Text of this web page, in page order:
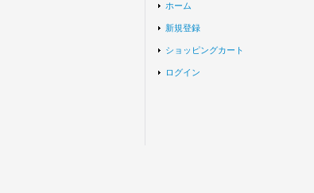
ホーム
新規登録
ショッピングカート
ログイン